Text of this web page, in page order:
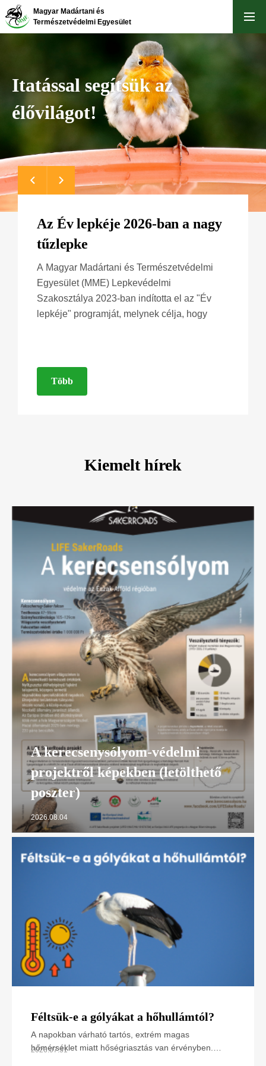
Ugrás
Magyar Madártani és
Természetvédelmi Egyesület
Itatással segítsük az
élővilágot!
Az Év lepkéje 2026-ban a nagy
tűzlepke
A Magyar Madártani és Természetvédelmi
Egyesület (MME) Lepkevédelmi
Szakosztálya 2023-ban indította el az "Év
lepkéje" programját, melynek célja, hogy
Több
Kiemelt hírek
A kerecsenysólyom-védelmi
projektről képekben (letölthető
poszter)
2026.08.04
Féltsük-e a gólyákat a hőhullámtól?
A napokban várható tartós, extrém magas
hőmérséklet miatt hőségriasztás van érvényben.
2026.07.31